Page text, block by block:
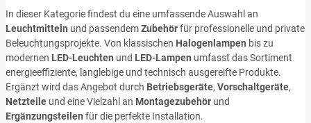
In dieser Kategorie findest du eine umfassende Auswahl an
Leuchtmitteln und passendemZubehörfür professionelle und private
Beleuchtungsprojekte. Von klassischen Halogenlampen bis zu
modernen LED-Leuchten und LED-Lampen umfasst das Sortiment
energieeffiziente, langlebige und technisch ausgereifte Produkte.
Ergänzt wird das Angebot durch Betriebsgeräte, Vorschaltgeräte,
Netzteile und eine Vielzahl an Montagezubehör und
Ergänzungsteilen für die perfekte Installation.